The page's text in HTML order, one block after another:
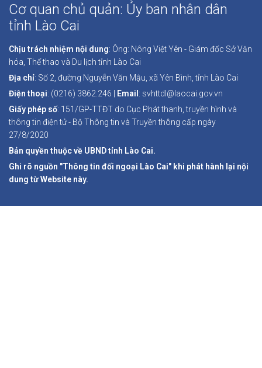
Cơ quan chủ quản: Ủy ban nhân dân
tỉnh Lào Cai
Chịu trách nhiệm nội dung: Ông: Nông Việt Yên - Giám đốc Sở Văn
hóa, Thể thao và Du lịch tỉnh Lào Cai
Địa chỉ: Số 2, đường Nguyễn Văn Mậu, xã Yên Bình, tỉnh Lào Cai
Điện thoại: (0216) 3862.246 | Email : svhttdl@laocai.gov.vn
Giấy phép số: 151/GP-TTĐT do Cục Phát thanh, truyền hình và
thông tin điện tử - Bộ Thông tin và Truyền thông cấp ngày
27/8/2020
Bản quyền thuộc về UBND tỉnh Lào Cai.
Ghi rõ nguồn "Thông tin đối ngoại Lào Cai" khi phát hành lại nội
dung từ Website này.